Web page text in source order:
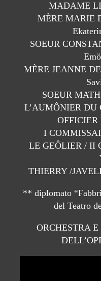
MADAME
MÈRE MARIE
SOEUR
MÈRE JEANNE
SOEUR
L’AUMÔNIER DU
OFFICIER
I
LE GEÔLIER / II
THIERRY /
** diplomato
del Teatro
ORCHESTRA